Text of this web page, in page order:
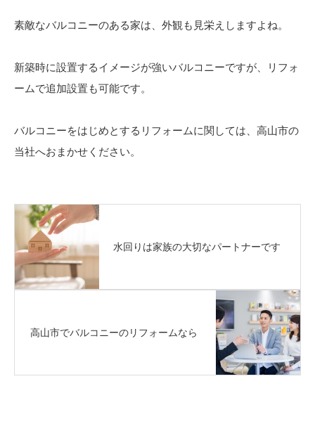
素敵なバルコニーのある家は、外観も見栄えしますよね。
新築時に設置するイメージが強いバルコニーですが、リフォ
ームで追加設置も可能です。
バルコニーをはじめとするリフォームに関しては、高山市の
当社へおまかせください。
水回りは家族の大切なパートナーです
高山市でバルコニーのリフォームなら